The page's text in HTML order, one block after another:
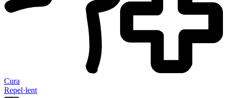
Cura
Repel·lent